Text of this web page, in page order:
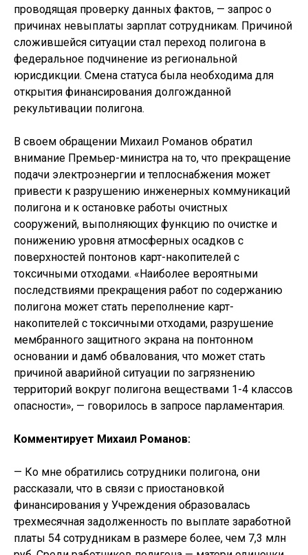
проводящая проверку данных фактов, — запрос о
причинах невыплаты зарплат сотрудникам. Причиной
сложившейся ситуации стал переход полигона в
федеральное подчинение из региональной
юрисдикции. Смена статуса была необходима для
открытия финансирования долгожданной
рекультивации полигона.
В своем обращении Михаил Романов обратил
внимание Премьер-министра на то, что прекращение
подачи электроэнергии и теплоснабжения может
привести к разрушению инженерных коммуникаций
полигона и к остановке работы очистных
сооружений, выполняющих функцию по очистке и
понижению уровня атмосферных осадков с
поверхностей понтонов карт-накопителей с
токсичными отходами. «Наиболее вероятными
последствиями прекращения работ по содержанию
полигона может стать переполнение карт-
накопителей с токсичными отходами, разрушение
мембранного защитного экрана на понтонном
основании и дамб обвалования, что может стать
причиной аварийной ситуации по загрязнению
территорий вокруг полигона веществами 1-4 классов
опасности», — говорилось в запросе парламентария.
Комментирует Михаил Романов:
— Ко мне обратились сотрудники полигона, они
рассказали, что в связи с приостановкой
финансирования у Учреждения образовалась
трехмесячная задолженность по выплате заработной
платы 54 сотрудникам в размере более, чем 7,3 млн